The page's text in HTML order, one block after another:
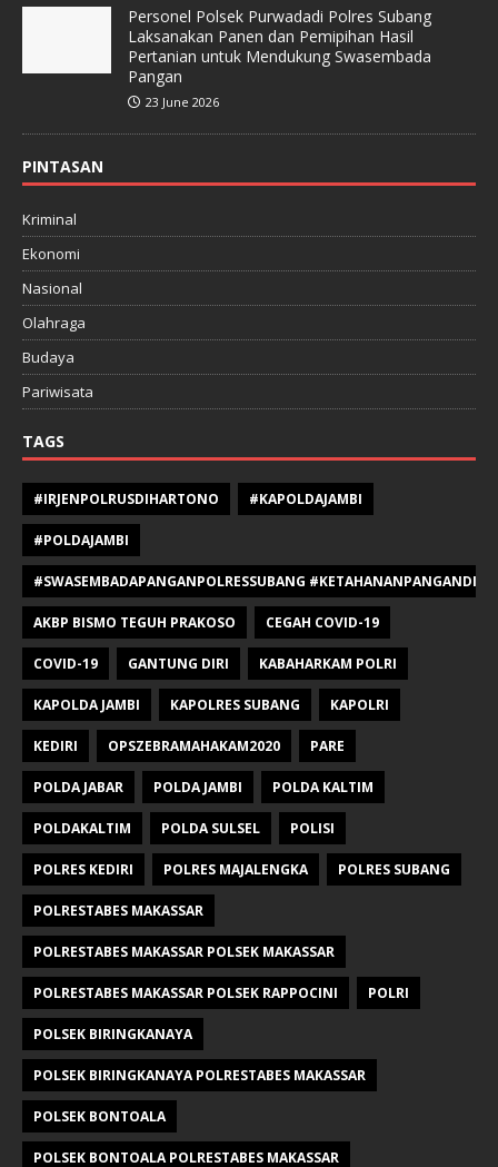
Personel Polsek Purwadadi Polres Subang
Laksanakan Panen dan Pemipihan Hasil
Pertanian untuk Mendukung Swasembada
Pangan
23 June 2026
PINTASAN
Kriminal
Ekonomi
Nasional
Olahraga
Budaya
Pariwisata
TAGS
#IRJENPOLRUSDIHARTONO #KAPOLDAJAMBI
#POLDAJAMBI
#SWASEMBADAPANGANPOLRESSUBANG
AKBP BISMO TEGUH PRAKOSO CEGAH COVID-19
COVID-19 GANTUNG DIRI KABAHARKAM POLRI
KAPOLDA JAMBI KAPOLRES SUBANG KAPOLRI
KEDIRI OPSZEBRAMAHAKAM2020 PARE
POLDA JABAR POLDA JAMBI POLDA KALTIM
POLDAKALTIM POLDA SULSEL POLISI
POLRES KEDIRI POLRES MAJALENGKA POLRES SUBANG
POLRESTABES MAKASSAR
POLRESTABES MAKASSAR POLSEK MAKASSAR
POLRESTABES MAKASSAR POLSEK RAPPOCINI POLRI
POLSEK BIRINGKANAYA
POLSEK BIRINGKANAYA POLRESTABES MAKASSAR
POLSEK BONTOALA
POLSEK BONTOALA POLRESTABES MAKASSAR